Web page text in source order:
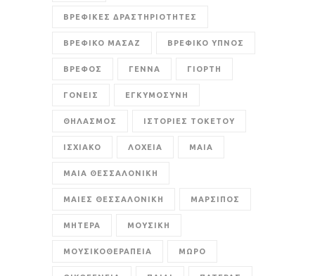
ΒΡΕΦΙΚΕΣ ΔΡΑΣΤΗΡΙΟΤΗΤΕΣ
ΒΡΕΦΙΚΟ ΜΑΣΑΖ ΒΡΕΦΙΚΟ ΥΠΝΟΣ
ΒΡΕΦΟΣ ΓΕΝΝΑ ΓΙΟΡΤΗ
ΓΟΝΕΙΣ ΕΓΚΥΜΟΣΥΝΗ
ΘΗΛΑΣΜΟΣ ΙΣΤΟΡΙΕΣ ΤΟΚΕΤΟΥ
ΙΣΧΙΑΚΟ ΛΟΧΕΙΑ ΜΑΙΑ
ΜΑΙΑ ΘΕΣΣΑΛΟΝΙΚΗ
ΜΑΙΕΣ ΘΕΣΣΑΛΟΝΙΚΗ ΜΑΡΣΙΠΟΣ
ΜΗΤΕΡΑ ΜΟΥΣΙΚΗ
ΜΟΥΣΙΚΟΘΕΡΑΠΕΙΑ ΜΩΡΟ